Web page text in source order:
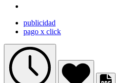
publicidad
pago x click